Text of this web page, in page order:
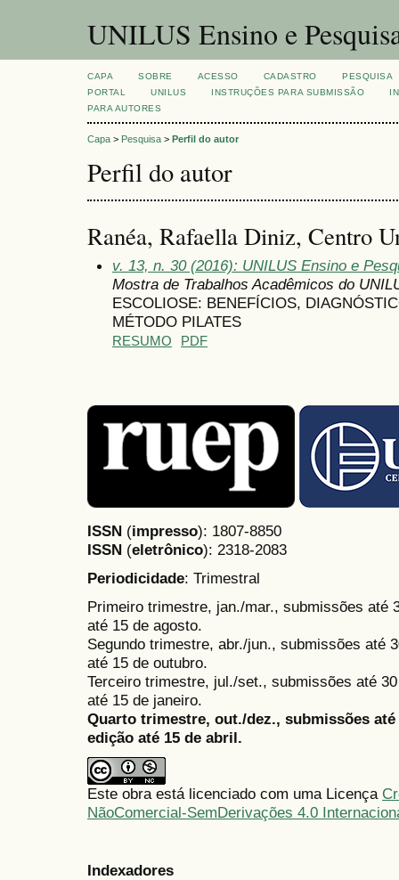
UNILUS Ensino e
CAPA SOBRE ACESSO CADASTRO
PESQUISA
PORTAL
UNILUS INSTRUÇÕES PARA SUBMISSÃO
PARA AUTORES
Capa > Pesquisa > Perfil do autor
Perfil do autor
Ranéa, Rafaella Diniz, Centro
v. 13, n. 30 (2016): UNILUS Ensino e
Mostra de Trabalhos Acadêmicos do
ESCOLIOSE: BENEFÍCIOS,
MÉTODO PILATES
RESUMO PDF
ISSN (impresso): 1807-8850
ISSN (eletrônico): 2318-2083
Periodicidade: Trimestral
Primeiro trimestre, jan./mar., submissões até
até 15 de agosto.
Segundo trimestre, abr./jun., submissões até
até 15 de outubro.
Terceiro trimestre, jul./set., submissões até
até 15 de janeiro.
Quarto trimestre, out./dez., submissões
edição até 15 de abril.
Este obra está licenciado com uma Licença
NãoComercial-SemDerivações 4.0
Indexadores